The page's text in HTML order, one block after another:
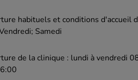
habituels et conditions d'accueil
Samedi
de la clinique : lundi à vendredi